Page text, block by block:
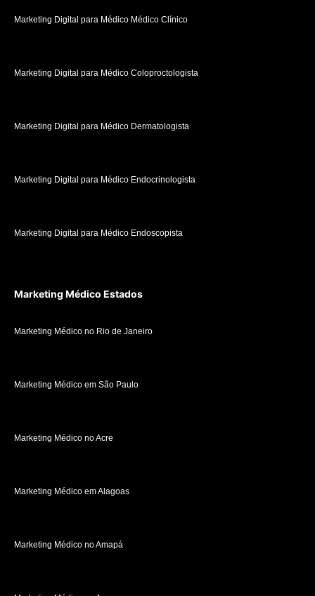
Marketing Digital para Médico Médico Clínico
Marketing Digital para Médico Coloproctologista
Marketing Digital para Médico Dermatologista
Marketing Digital para Médico Endocrinologista
Marketing Digital para Médico Endoscopista
Marketing Médico Estados
Marketing Médico no Rio de Janeiro
Marketing Médico em São Paulo
Marketing Médico no Acre
Marketing Médico em Alagoas
Marketing Médico no Amapá